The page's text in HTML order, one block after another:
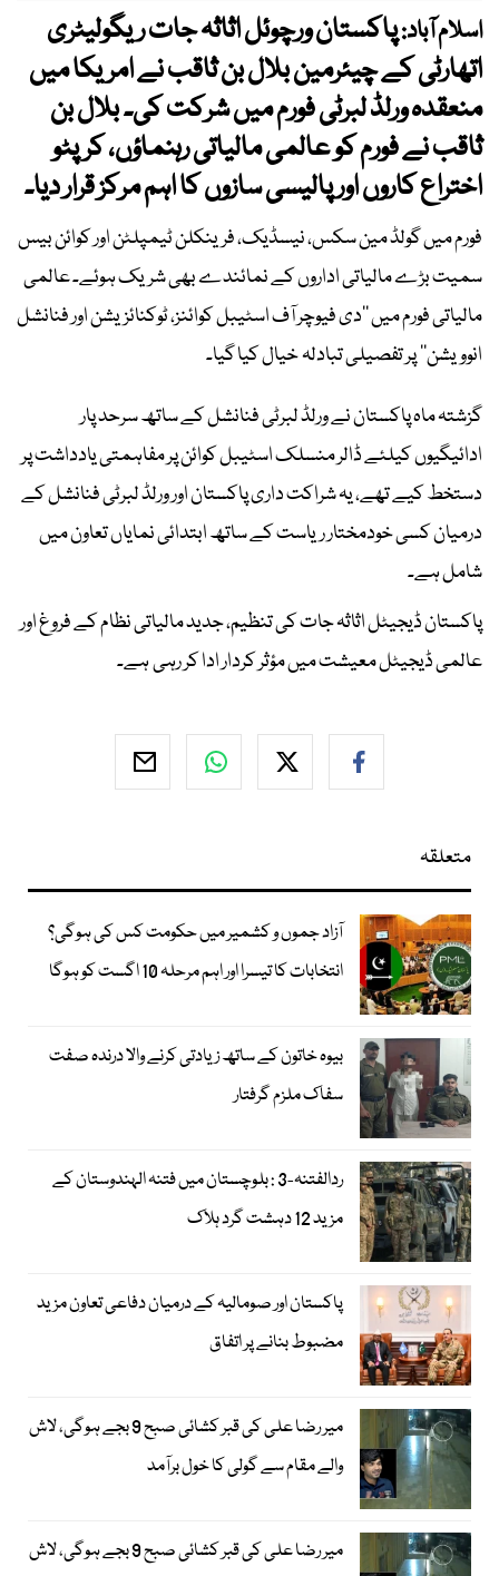
اسلام آباد:پاکستان ورچوئل اثاثہ جات ریگولیٹری
اتھارٹی کے چیئرمین بلال بن ثاقب نے امریکا میں
منعقدہ ورلڈ لبرٹی فورم میں شرکت کی۔ بلال بن
ثاقب نے فورم کو عالمی مالیاتی رہنماؤں، کرپٹو
اختراع کاروں اور پالیسی سازوں کا اہم مرکز قرار دیا۔
فورم میں گولڈ مین سکس، نیسڈیک، فرینکلن ٹیمپلٹن اور کوائن بیس
سمیت بڑے مالیاتی اداروں کے نمائندے بھی شریک ہوئے۔ عالمی
مالیاتی فورم میں ’’دی فیوچر آف اسٹیبل کوائنز، ٹوکنائزیشن اور فنانشل
انوویشن‘‘ پر تفصیلی تبادلہ خیال کیا گیا۔
گزشتہ ماہ پاکستان نے ورلڈ لبرٹی فنانشل کے ساتھ سرحد پار
ادائیگیوں کیلئے ڈالر منسلک اسٹیبل کوائن پر مفاہمتی یادداشت پر
دستخط کیے تھے، یہ شراکت داری پاکستان اور ورلڈ لبرٹی فنانشل کے
درمیان کسی خودمختار ریاست کے ساتھ ابتدائی نمایاں تعاون میں
شامل ہے۔
پاکستان ڈیجیٹل اثاثہ جات کی تنظیم، جدید مالیاتی نظام کے فروغ اور
عالمی ڈیجیٹل معیشت میں مؤثر کردار ادا کر رہی ہے۔
متعلقہ
آزاد جموں و کشمیر میں حکومت کس کی ہوگی؟
انتخابات کا تیسرا اور اہم مرحلہ 10 اگست کو ہوگا
بیوہ خاتون کے ساتھ زیادتی کرنے والا درندہ صفت
سفاک ملزم گرفتار
ردالفتنہ-3 : بلوچستان میں فتنہ الہندوستان کے
مزید 12 دہشت گرد ہلاک
پاکستان اور صومالیہ کے درمیان دفاعی تعاون مزید
مضبوط بنانے پر اتفاق
میر رضا علی کی قبر کشائی صبح 9 بجے ہوگی، لاش
والے مقام سے گولی کا خول برآمد
میر رضا علی کی قبر کشائی صبح 9 بجے ہوگی، لاش